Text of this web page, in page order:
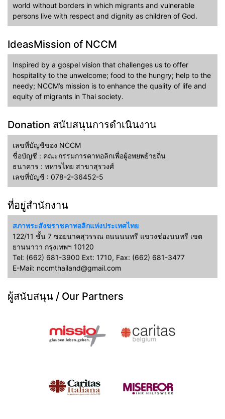
world without borders in which migrants and vulnerable
persons live with respect and dignity as children of God.
IdeasMission of NCCM
Inspired by a gospel vision that challenges us to offer
hospitality to the unwelcome; food to the hungry; help to the
needy; NCCM’s mission is to enhance the quality of life and
equity of migrants in Thai society.
Donation สนับสนุนการดำเนินงาน
เลขที่บัญชีของ NCCM
ชื่อบัญชี : คณะกรรมการคาทอลิกเพื่อผู้อพยพย้ายถิ่น
ธนาคาร : ทหารไทย สาขาสุรวงศ์
เลขที่บัญชี : 078-2-36452-5
ที่อยู่สำนักงาน
สภาพระสังฆราชคาทอลิกแห่งประเทศไทย
122/11 ชั้น 7 ซอยนาคสุวรรณ ถนนนนทรี แขวงช่องนนทรี เขต
ยานนาวา กรุงเทพฯ 10120
Tel: (662) 681-3900 Ext: 1710, Fax: (662) 681-3477
E-Mail: nccmthailand@gmail.com
ผู้สนับสนุน / Our Partners